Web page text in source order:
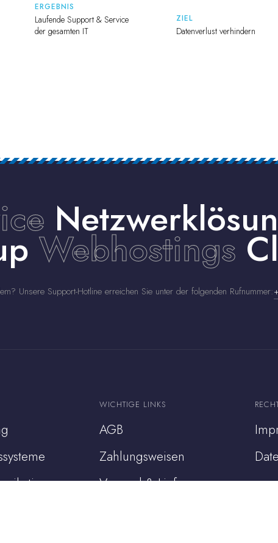
ERGEBNIS
Laufende Support & Service
der gesamten IT
ZIEL
Datenverlust verhindern
Webhostings
Unsere Support-Hotline erreichen Sie unter der folgenden Rufnummer:
WICHTIGE LINKS
AGB
Zahlungsweisen
Versand & Lieferung